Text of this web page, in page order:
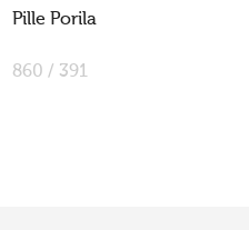
Pille Porila
860 / 391